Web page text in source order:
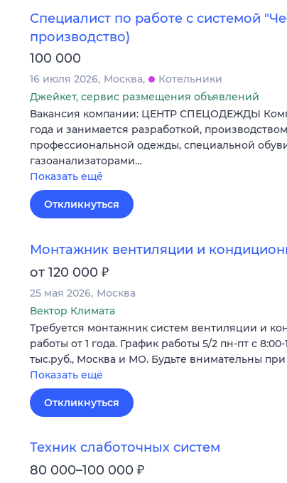
Специалист по работе с системой
производство)
100 000
16 июля 2026 Москва
Котельники
Джейкет, сервис размещения объявлений
Вакансия компании: ЦЕНТР СПЕЦОДЕЖДЫ
года и занимается разработкой,
профессиональной одежды, специальной
газоанализаторами…
Показать ещё
Откликнуться
Монтажник вентиляции и
от 120 000 ₽
25 мая 2026 Москва
Вектор Климата
Требуется монтажник систем вентиляции и
работы от 1 года. График работы 5/2 пн-пт с 8:00-
тыс.руб., Москва и МО. Будьте внимательны при
Показать ещё
Откликнуться
Техник слаботочных систем
80 000–100 000 ₽